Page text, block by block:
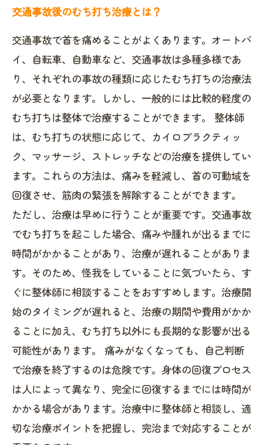
交通事故後のむち打ち治療とは？
交通事故で首を痛めることがよくあります。オートバ
イ、自転車、自動車など、交通事故は多種多様であ
り、それぞれの事故の種類に応じたむち打ちの治療法
が必要となります。しかし、一般的には比較的軽度の
むち打ちは整体で治療することができます。 整体師
は、むち打ちの状態に応じて、カイロプラクティッ
ク、マッサージ、ストレッチなどの治療を提供してい
ます。これらの方法は、痛みを軽減し、首の可動域を
回復させ、筋肉の緊張を解除することができます。
ただし、治療は早めに行うことが重要です。交通事故
でむち打ちを起こした場合、痛みや腫れが出るまでに
時間がかかることがあり、治療が遅れることがありま
す。そのため、怪我をしていることに気づいたら、す
ぐに整体師に相談することをおすすめします。治療開
始のタイミングが遅れると、治療の期間や費用がかか
ることに加え、むち打ち以外にも長期的な影響が出る
可能性があります。 痛みがなくなっても、自己判断
で治療を終了するのは危険です。身体の回復プロセス
は人によって異なり、完全に回復するまでには時間が
かかる場合があります。治療中に整体師と相談し、適
切な治療ポイントを把握し、完治まで対応することが